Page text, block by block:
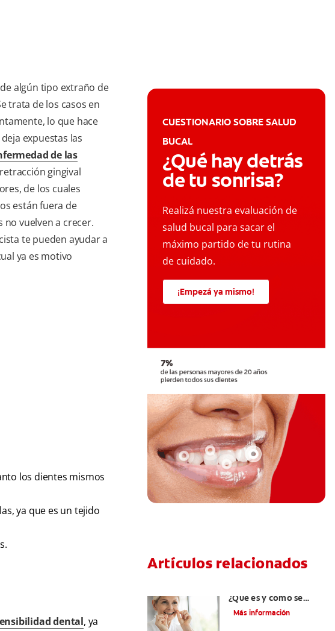
algún tipo extraño de
trata de los casos en
lo que hace
expuestas las
de las
gingival
de los cuales
están fuera de
no vuelven a crecer.
te pueden ayudar a
ya es motivo
los dientes mismos
ya que es un tejido
dental, ya
CUESTIONARIO SOBRE SALUD
BUCAL
¿Qué hay detrás
de tu sonrisa?
Realizá nuestra evaluación de
salud bucal para sacar el
máximo partido de tu rutina
de cuidado.
¡Empezá ya mismo!
Artículos relacionados
¿Qué es y cómo se
trata?
Más información